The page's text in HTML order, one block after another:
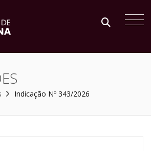
Indicação Nº 343/2026